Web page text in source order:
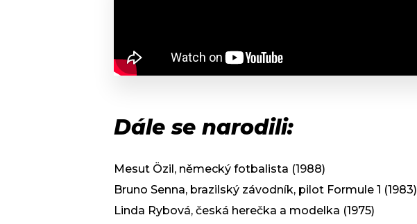
Dále se narodili:
Mesut Özil, německý fotbalista (1988)
Bruno Senna, brazilský závodník, pilot Formule 1 (1983)
Linda Rybová, česká herečka a modelka (1975)